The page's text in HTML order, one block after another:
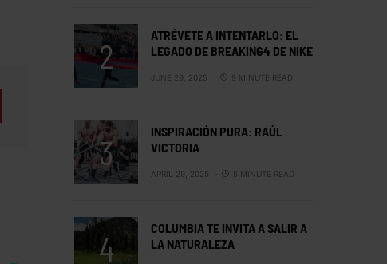
ATRÉVETE A INTENTARLO: EL
LEGADO DE BREAKING4 DE NIKE
JUNE 29, 2025 9 MINUTE READ
INSPIRACIÓN PURA: RAÚL
VICTORIA
APRIL 29, 2025 5 MINUTE READ
COLUMBIA TE INVITA A SALIR A
LA NATURALEZA